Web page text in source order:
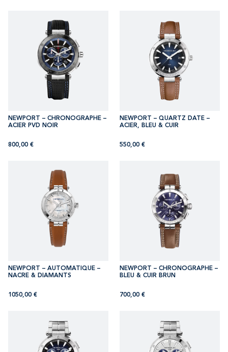
NEWPORT – CHRONOGRAPHE –
ACIER PVD NOIR
800,00 €
NEWPORT – QUARTZ DATE –
ACIER, BLEU & CUIR
550,00 €
NEWPORT – AUTOMATIQUE –
NACRE & DIAMANTS
1050,00 €
NEWPORT – CHRONOGRAPHE –
BLEU & CUIR BRUN
700,00 €